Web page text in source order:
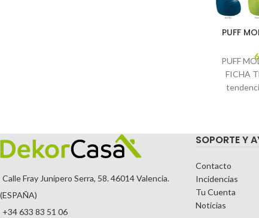
PUFF
PUFF
FICHA
Calle Fray Junípero Serra, 58. 46014 Valencia.
(ESPAÑA)
+34 633 83 51 06
SOPORTE Y
Contacto
Incidencias
Tu Cuenta
Noticias